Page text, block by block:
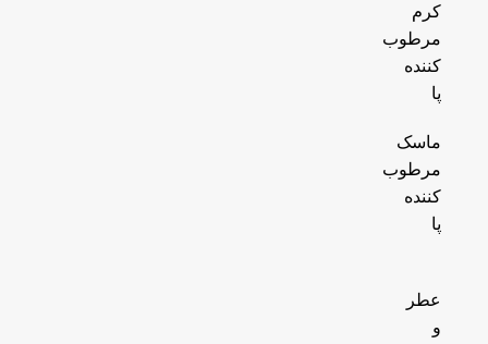
کرم
مرطوب
کننده
پا
ماسک
مرطوب
کننده
پا
عطر
و